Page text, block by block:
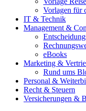
Vorlagen für
IT & Technik
Management &
eBooks
Marketing &
Rund ums
Personal &
Recht & Steuern
Versicherungen &